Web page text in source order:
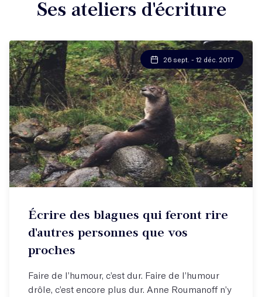
Ses ateliers d'écriture
26 sept. - 12 déc. 2017
Écrire des blagues qui feront rire
d'autres personnes que vos
proches
Faire de l’humour, c’est dur. Faire de l’humour
drôle, c’est encore plus dur. Anne Roumanoff n’y